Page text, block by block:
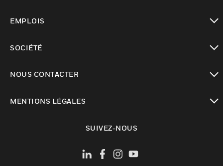
EMPLOIS
SOCIÉTÉ
NOUS CONTACTER
MENTIONS LÉGALES
SUIVEZ-NOUS